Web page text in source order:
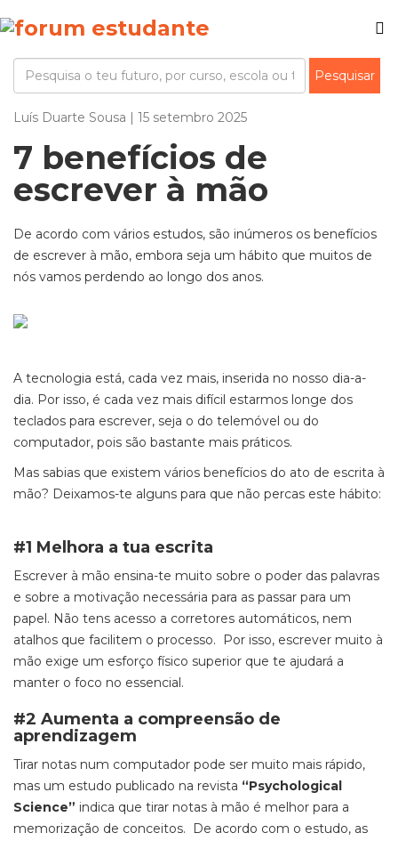
Luís Duarte Sousa | 15 setembro 2025
7 benefícios de
escrever à mão
De acordo com vários estudos, são inúmeros os benefícios
de escrever à mão, embora seja um hábito que muitos de
nós vamos perdendo ao longo dos anos.
A tecnologia está, cada vez mais, inserida no nosso dia-a-
dia. Por isso, é cada vez mais difícil estarmos longe dos
teclados para escrever, seja o do telemóvel ou do
computador, pois são bastante mais práticos.
Mas sabias que existem vários benefícios do ato de escrita à
mão? Deixamos-te alguns para que não percas este hábito:
#1 Melhora a tua escrita
Escrever à mão ensina-te muito sobre o poder das palavras
e sobre a motivação necessária para as passar para um
papel. Não tens acesso a corretores automáticos, nem
atalhos que facilitem o processo. Por isso, escrever muito à
mão exige um esforço físico superior que te ajudará a
manter o foco no essencial.
#2 Aumenta a compreensão de
aprendizagem
Tirar notas num computador pode ser muito mais rápido,
mas um estudo publicado na revista “Psychological
Science” indica que tirar notas à mão é melhor para a
memorização de conceitos. De acordo com o estudo, as